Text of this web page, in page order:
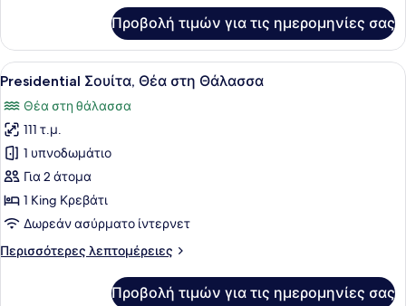
Θέα
στη
Θάλασσα
Προβολή τιμών για τις ημερομηνίες σας
Προβολή
όλων
των
φωτογραφιών
για
Presidential
Σουίτα,
Θέα
Θάλασσα
Ένα μοντέρνο σαλόνι με έναν
5
Presidential Σουίτα, Θέα στη Θάλασσα
Θέα στη θάλασσα
111 τ.μ.
1 υπνοδωμάτιο
Για 2 άτομα
1 King Κρεβάτι
Δωρεάν ασύρματο ίντερνετ
Περισσότερες λεπτομέρειες
Περισσότερες
Προβολή τιμών για τις ημερομηνίες σας